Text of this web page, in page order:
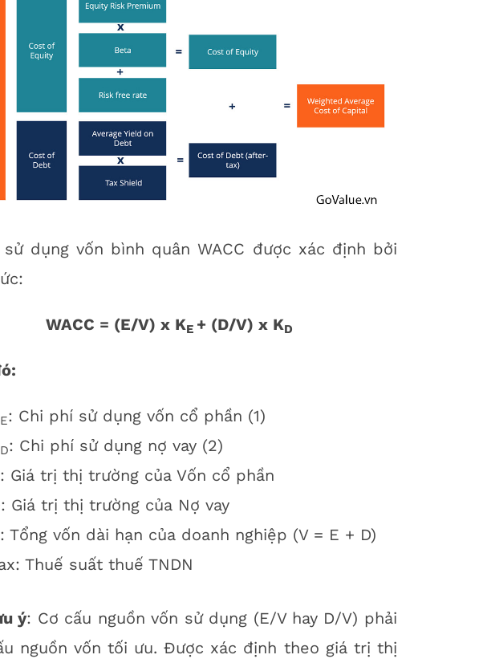
dụng vốn bình quân WACC được xác định bởi
WACC = (E/V) x KE + (D/V) x KD
E: Chi phí sử dụng vốn cổ phần (1)
D: Chi phí sử dụng nợ vay (2)
Giá trị thị trường của Vốn cổ phần
Giá trị thị trường của Nợ vay
Tổng vốn dài hạn của doanh nghiệp (V = E + D)
Thuế suất thuế TNDN
ý: Cơ cấu nguồn vốn sử dụng (E/V hay D/V) phải
nguồn vốn tối ưu. Được xác định theo giá trị thị